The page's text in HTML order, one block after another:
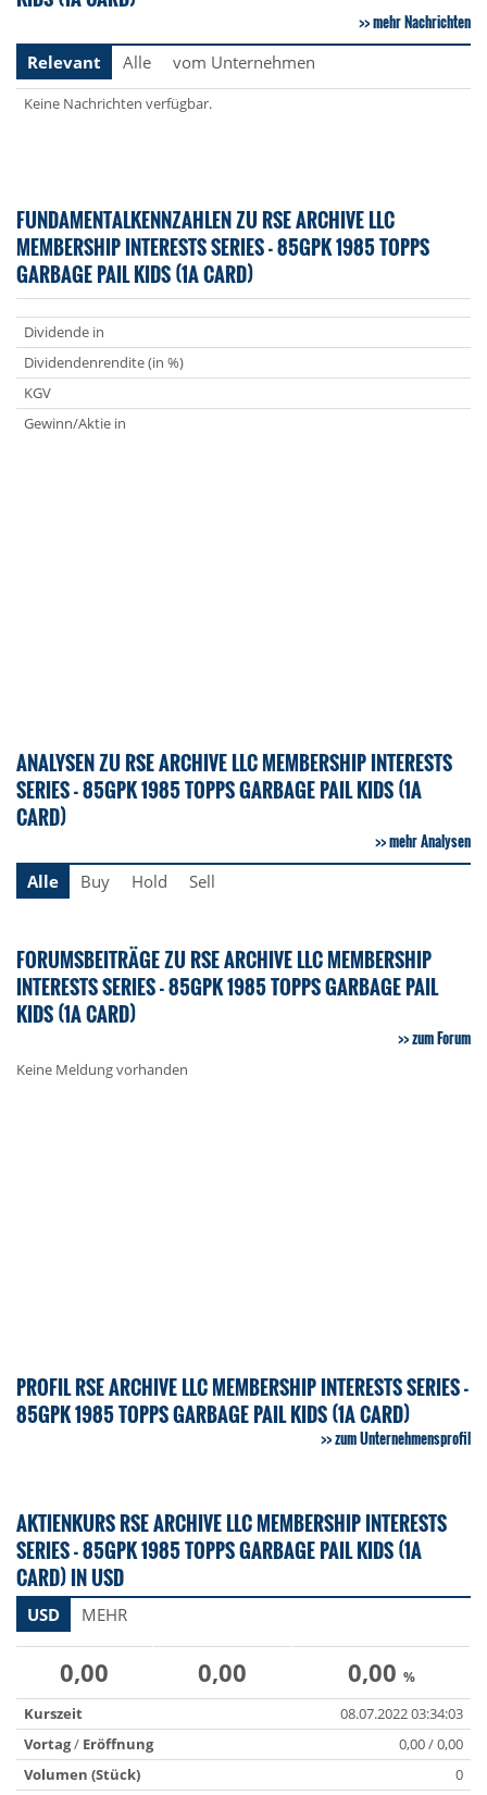
mehr Nachrichten
Relevant
Alle vom Unternehmen
Keine Nachrichten verfügbar.
FUNDAMENTALKENNZAHLEN ZU RSE ARCHIVE LLC
MEMBERSHIP INTERESTS SERIES - 85GPK 1985 TOPPS
GARBAGE PAIL KIDS (1A CARD)
Dividende in
Dividendenrendite (in %)
KGV
Gewinn/Aktie in
ANALYSEN ZU RSE ARCHIVE LLC MEMBERSHIP INTERESTS
SERIES - 85GPK 1985 TOPPS GARBAGE PAIL KIDS (1A
CARD)
mehr Analysen
Alle
Buy Hold Sell
FORUMSBEITRÄGE ZU RSE ARCHIVE LLC MEMBERSHIP
INTERESTS SERIES - 85GPK 1985 TOPPS GARBAGE PAIL
KIDS (1A CARD)
zum Forum
Keine Meldung vorhanden
PROFIL RSE ARCHIVE LLC MEMBERSHIP INTERESTS SERIES -
85GPK 1985 TOPPS GARBAGE PAIL KIDS (1A CARD)
zum Unternehmensprofil
AKTIENKURS RSE ARCHIVE LLC MEMBERSHIP INTERESTS
SERIES - 85GPK 1985 TOPPS GARBAGE PAIL KIDS (1A
CARD) IN USD
USD MEHR
0,00 0,00 0,00 %
Kurszeit
08.07.2022 03:34:03
Vortag/ Eröffnung
0,00 / 0,00
Volumen (Stück)
0